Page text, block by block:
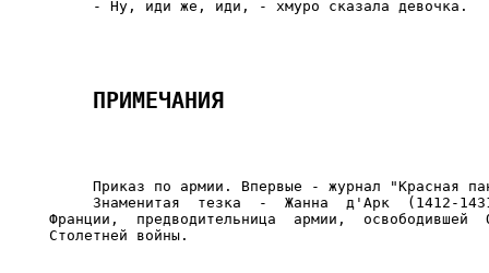
Приказ по армии. Впервые - журнал "Красная
Знаменитая  тезка  -  Жанна  д'Арк  (1412-
Франции,  предводительница  армии,
Столетней войны.